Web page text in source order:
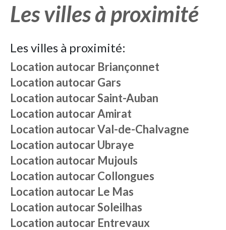
Les villes à proximité
Les villes à proximité:
Location autocar Briançonnet
Location autocarGars
Location autocarSaint-Auban
Location autocarAmirat
Location autocarVal-de-Chalvagne
Location autocarUbraye
Location autocar Mujouls
Location autocarCollongues
Location autocar Le Mas
Location autocarSoleilhas
Location autocar Entrevaux